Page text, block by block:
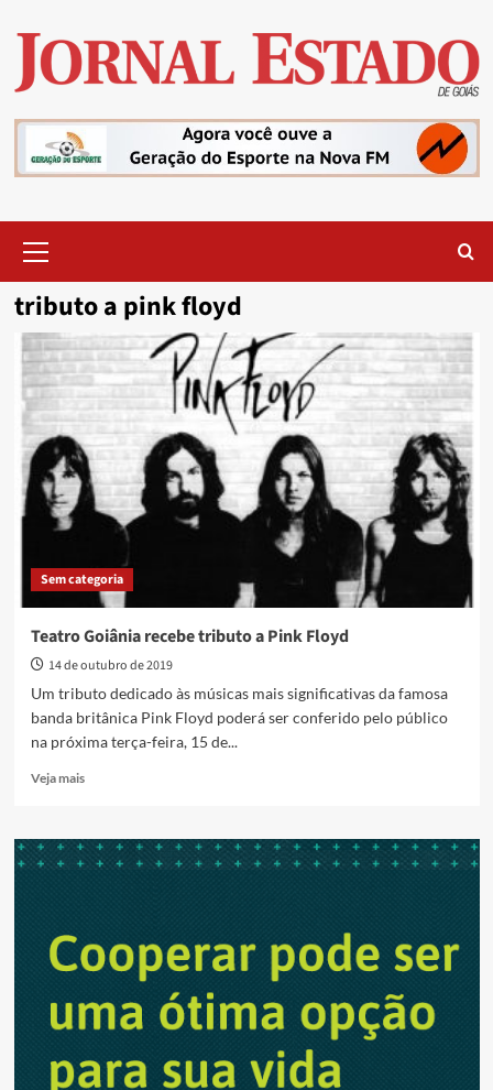
content
Menu
tributo a pink floyd
Sem categoria
Teatro Goiânia recebe tributo a Pink Floyd
14 de outubro de 2019
Um tributo dedicado às músicas mais significativas da famosa
banda britânica Pink Floyd poderá ser conferido pelo público
na próxima terça-feira, 15 de...
Veja maisRead
Teatro
Goiânia
Pink
Floyd